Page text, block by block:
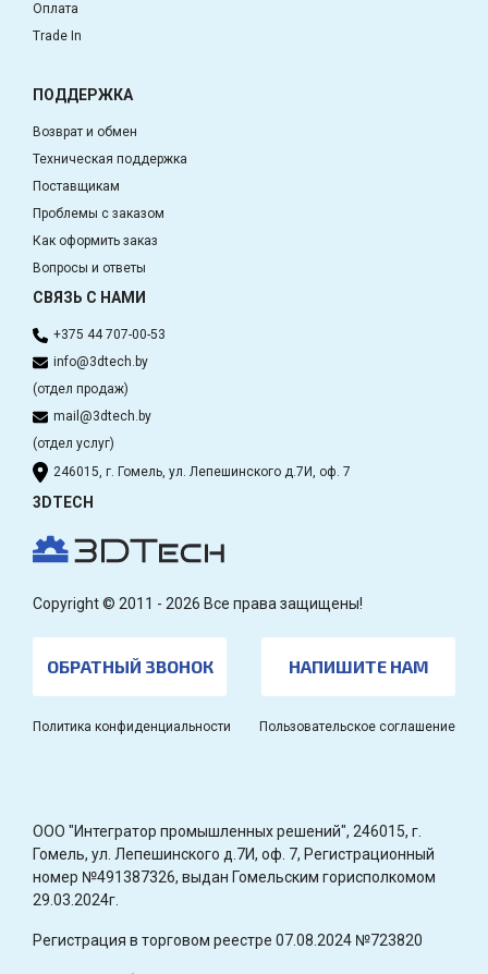
Оплата
Trade In
ПОДДЕРЖКА
Возврат и обмен
Техническая поддержка
Поставщикам
Проблемы с заказом
Как оформить заказ
Вопросы и ответы
СВЯЗЬ С НАМИ
+375 44 707-00-53
info@3dtech.by
(отдел продаж)
mail@3dtech.by
(отдел услуг)
246015, г. Гомель, ул. Лепешинского д.7И, оф. 7
3DTECH
Copyright © 2011 - 2026 Все права защищены!
ОБРАТНЫЙ ЗВОНОК НАПИШИТЕ НАМ
Политика конфиденциальности Пользовательское соглашение
OOO "Интегратор промышленных решений", 246015, г.
Гомель, ул. Лепешинского д.7И, оф. 7, Регистрационный
номер №491387326, выдан Гомельским горисполкомом
29.03.2024г.
Регистрация в торговом реестре 07.08.2024 №723820